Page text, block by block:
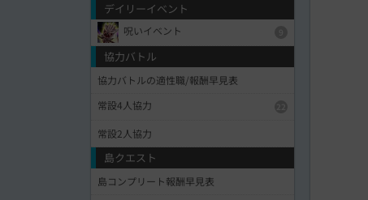
デイリーイベント
呪いイベント
協力バトル
協力バトルの適性職/報酬早見表
常設4人協力
常設2人協力
島クエスト
島コンプリート報酬早見表